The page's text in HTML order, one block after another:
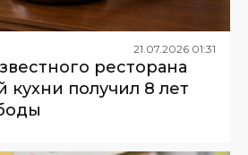
21 07 2026 01:31
ресторана
кухни получил 8 лет